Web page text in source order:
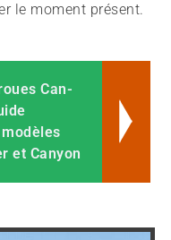
le moment présent.
Can-
et Canyon